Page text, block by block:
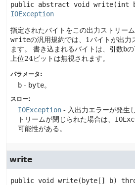
public abstract void write(int
IOException
指定されたバイトをこの出力ストリーム
writeの汎用規約では、1バイトが出力
ます。
書き込まれるバイトは、引数bの
上位24ビットは無視されます。
パラメータ:
b - byte。
スロー:
IOException - 入出力エラーが発生
トリームが閉じられた場合は、
可能性がある。
write
public void write(byte[] b)